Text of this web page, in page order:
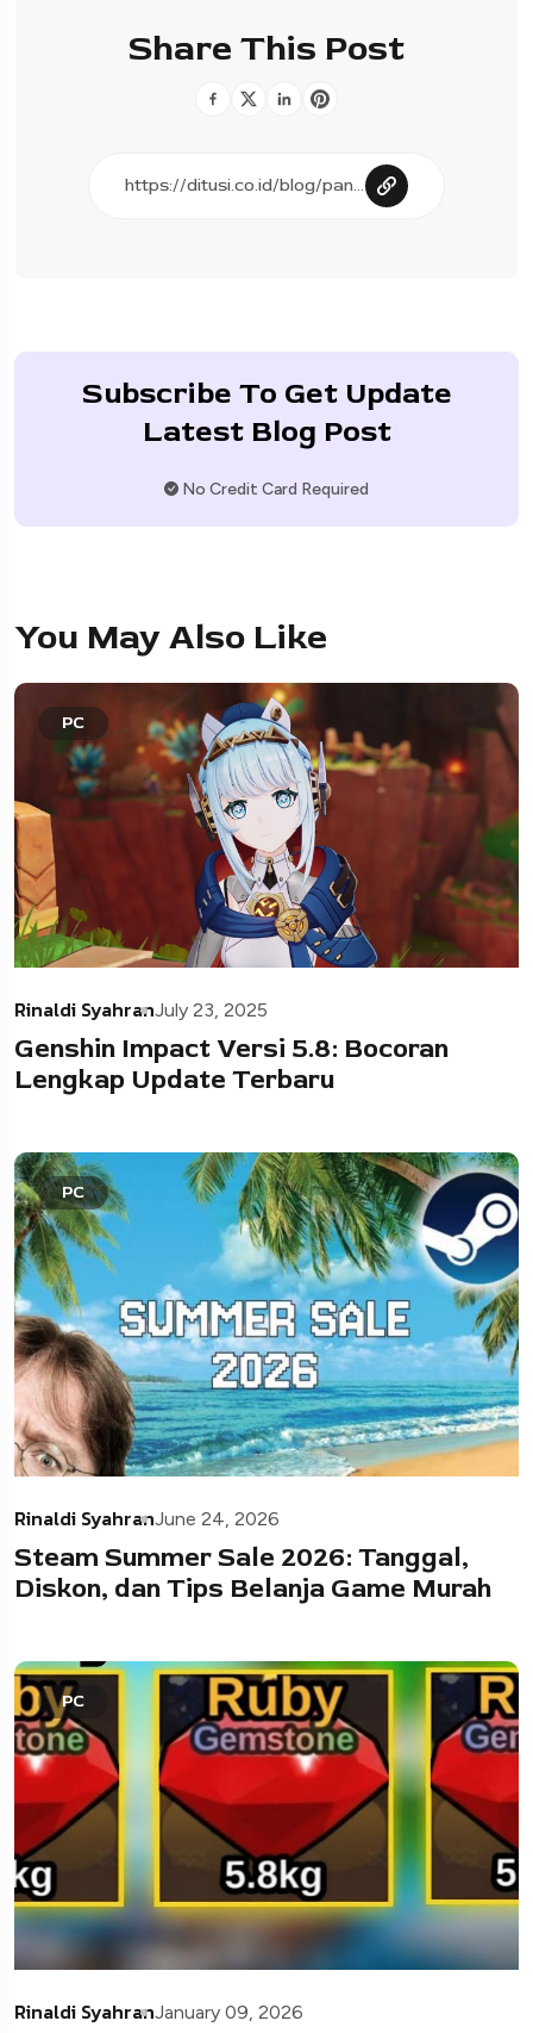
Share This Post
Subscribe To Get Update
Latest Blog Post
No Credit Card Required
You May Also Like
PC
Rinaldi SyahranJuly 23, 2025
Genshin Impact Versi 5.8: Bocoran
Lengkap Update Terbaru
PC
Rinaldi SyahranJune 24, 2026
Steam Summer Sale 2026: Tanggal,
Diskon, dan Tips Belanja Game Murah
PC
Rinaldi SyahranJanuary 09, 2026